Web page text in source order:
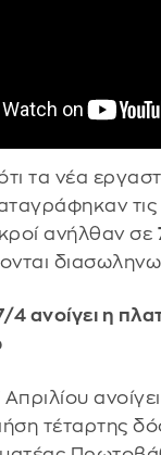
τα νέα
ανήλθαν σε
4 ανοίγει η
τέταρτης